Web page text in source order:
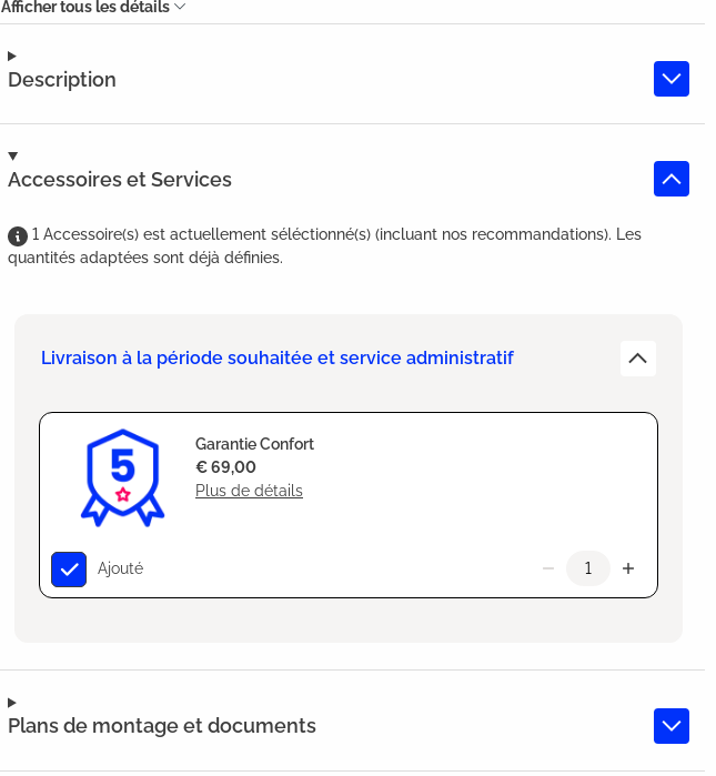
Description
Accessoires et Services
1 Accessoire(s) est actuellement séléctionné(s) (incluant nos recommandations). Les
quantités adaptées sont déjà définies.
Livraison à la période souhaitée et service administratif
Garantie Confort
Plus de détails
€ 69,00
Ajouté
Plans de montage et documents
Afficher tous les détails